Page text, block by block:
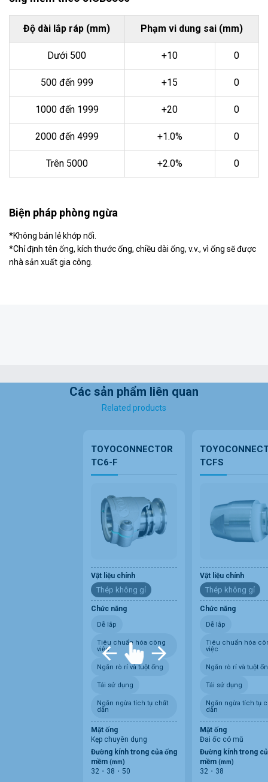
Độ dài lắp ráp (mm) Phạm vi dung sai (mm)
Dưới 500 +10 0
500 đến 999 +15 0
1000 đến 1999 +20 0
2000 đến 4999 +1.0% 0
Trên 5000 +2.0% 0
Biện pháp phòng ngừa
*Không bán lẻ khớp nối.
*Chỉ định tên ống, kích thước ống, chiều dài ống, v.v., vì ống sẽ được
nhà sản xuất gia công.
Các sản phẩm liên quan
Related products
TOYOCONNECTOR
TC6-F
Vật liệu chính
Thép không gỉ
Chức năng
Dễ lắp
Tiêu chuẩn hóa công
việc
Ngăn rò rỉ và tuột ống
Tái sử dụng
Ngăn ngừa tích tụ chất
dẫn
Mặt ống
Kẹp chuyên dụng
Đường kính trong của ống
mềm (mm)
32・38・50
TCFS
Vật liệu chính
Thép không gỉ
Chức năng
Dễ lắp
Tiêu chuẩn hóa
việc
Ngăn rò rỉ và tuột
Tái sử dụng
Ngăn ngừa tích tụ
dẫn
Mặt ống
Đai ốc có mũ
Đường kính trong
mềm (mm)
32・38